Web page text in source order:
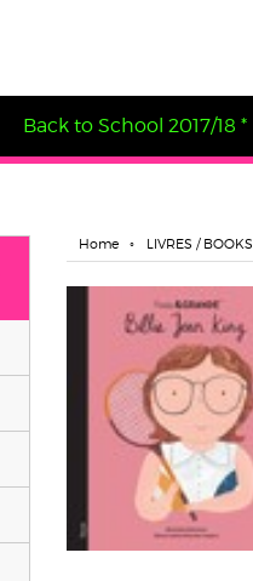
Back to School 2017/18 *
Home LIVRES / BOOKS